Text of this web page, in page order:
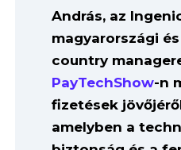
András, az
magyarországi
country
PayTechShow-n
fizetések
amelyben a